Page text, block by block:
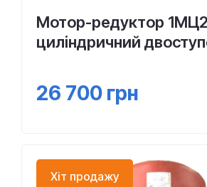
Мотор-редуктор
циліндричний
26 700 грн
Хіт продажу